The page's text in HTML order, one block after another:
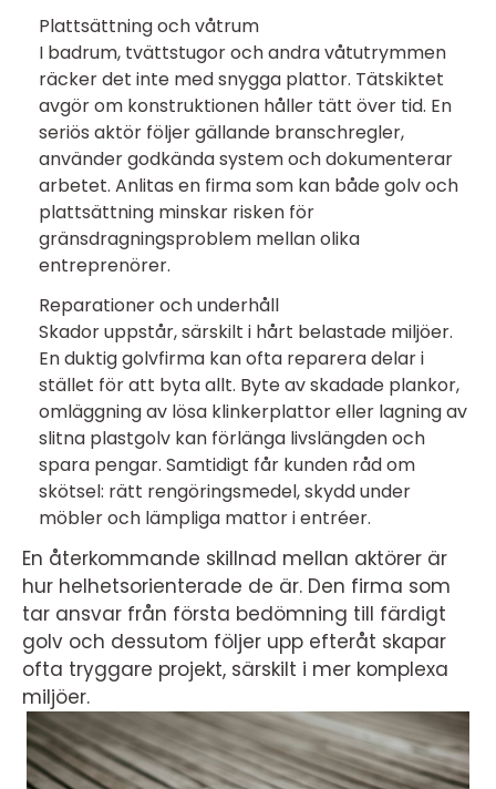
Plattsättning och våtrum
I badrum, tvättstugor och andra våtutrymmen
räcker det inte med snygga plattor. Tätskiktet
avgör om konstruktionen håller tätt över tid. En
seriös aktör följer gällande branschregler,
använder godkända system och dokumenterar
arbetet. Anlitas en firma som kan både golv och
plattsättning minskar risken för
gränsdragningsproblem mellan olika
entreprenörer.
Reparationer och underhåll
Skador uppstår, särskilt i hårt belastade miljöer.
En duktig golvfirma kan ofta reparera delar i
stället för att byta allt. Byte av skadade plankor,
omläggning av lösa klinkerplattor eller lagning av
slitna plastgolv kan förlänga livslängden och
spara pengar. Samtidigt får kunden råd om
skötsel: rätt rengöringsmedel, skydd under
möbler och lämpliga mattor i entréer.
En återkommande skillnad mellan aktörer är
hur helhetsorienterade de är. Den firma som
tar ansvar från första bedömning till färdigt
golv och dessutom följer upp efteråt skapar
ofta tryggare projekt, särskilt i mer komplexa
miljöer.